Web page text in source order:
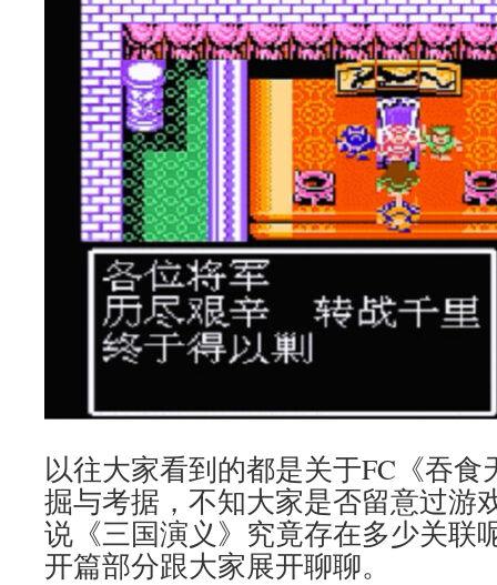
以往大家看到的都是关于FC《吞
掘与考据，不知大家是否留意过游
说《三国演义》究竟存在多少关联
开篇部分跟大家展开聊聊。